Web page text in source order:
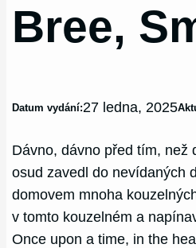
Bree,
Datum vydání:27 ledna, 2025
Dávno, dávno před tím, než
osud zavedl do nevídaných
domovem mnoha
v tomto kouzelném a
Once upon a time, in the